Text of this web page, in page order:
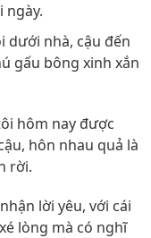
ngày.
dưới nhà, cậu đến
gấu bông xinh xắn
hôm nay được
hôn nhau quả là
rời.
lời yêu, với cái
lòng mà có nghĩ